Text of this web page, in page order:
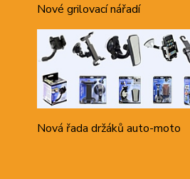
Nové grilovací nářadí
Nová řada držáků auto-moto